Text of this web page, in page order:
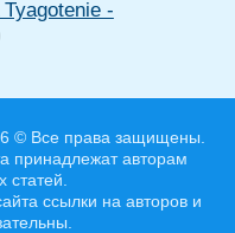
-
© Все права защищены.
принадлежат авторам
статей.
ссылки на авторов и